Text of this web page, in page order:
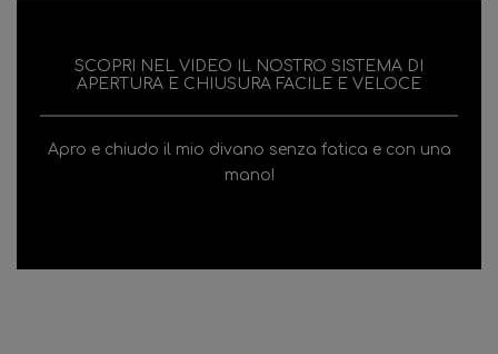
SCOPRI NEL VIDEO IL NOSTRO SISTEMA DI
APERTURA E CHIUSURA FACILE E VELOCE
Apro e chiudo il mio divano senza fatica e con una
mano!